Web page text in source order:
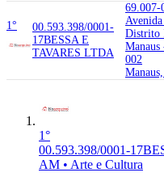
1°
00.593.398/0001-
17BESSA E
TAVARES LTDA
69.007-
Distrito
002
1°
00.593.398/0001-17
AM • Arte e Cultura